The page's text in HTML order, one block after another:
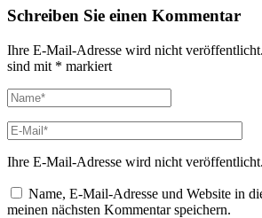
Schreiben Sie einen Kommentar
Ihre E-Mail-Adresse wird nicht veröffentlicht.
sind mit * markiert
Ihre E-Mail-Adresse wird nicht veröffentlicht.
Name, E-Mail-Adresse und Website in
meinen nächsten Kommentar speichern.